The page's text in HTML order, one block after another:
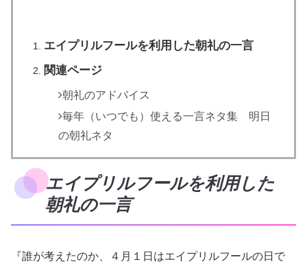
エイプリルフールを利用した朝礼の一言
関連ページ
朝礼のアドバイス
毎年（いつでも）使える一言ネタ集 明日
の朝礼ネタ
エイプリルフールを利用した
朝礼の一言
『誰が考えたのか、４月１日はエイプリルフールの日で